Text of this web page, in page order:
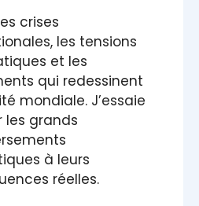
crises
les tensions
et les
qui redessinent
mondiale. J’essaie
les grands
à leurs
réelles.